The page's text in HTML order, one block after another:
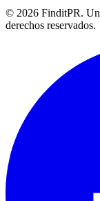
© 2026 FinditPR.
derechos reservados.